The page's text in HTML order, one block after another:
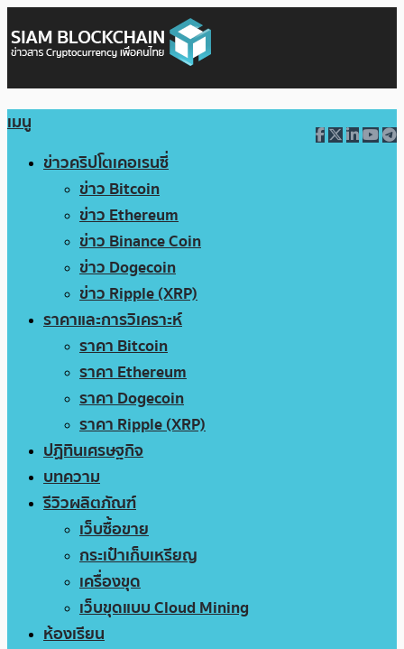
เมนู
ข่าวคริปโตเคอเรนซี่
ข่าว Bitcoin
ข่าว Ethereum
ข่าว Binance Coin
ข่าว Dogecoin
ข่าว Ripple (XRP)
ราคาและการวิเคราะห์
ราคา Bitcoin
ราคา Ethereum
ราคา Dogecoin
ราคา Ripple (XRP)
ปฏิทินเศรษฐกิจ
บทความ
รีวิวผลิตภัณฑ์
เว็บซื้อขาย
กระเป๋าเก็บเหรียญ
เครื่องขุด
เว็บขุดแบบ Cloud Mining
ห้องเรียน